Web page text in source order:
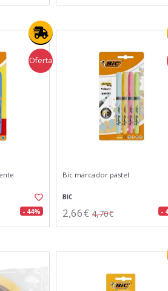
Oferta
- 44%
Bic marcador pastel
BIC
2,66€ 4,70€ -